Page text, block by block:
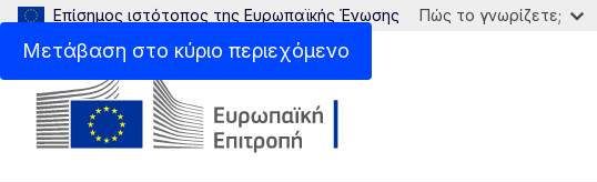
Μετάβαση στο κύριο περιεχόμενο
Επίσημος ιστότοπος της Ευρωπαϊκής Ένωσης Πώς το γνωρίζετε;